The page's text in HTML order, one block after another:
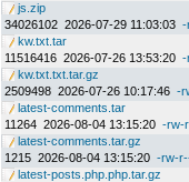
js.zip
34026102 2026-07-29 11:03:03 -
kw.txt.tar
11516416 2026-07-26 13:53:20 -
kw.txt.txt.tar.gz
2509498 2026-07-26 10:17:46 -
latest-comments.tar
11264 2026-08-04 13:15:20 -rw-
latest-comments.tar.gz
1215 2026-08-04 13:15:20 -rw-
latest-posts.php.php.tar.gz